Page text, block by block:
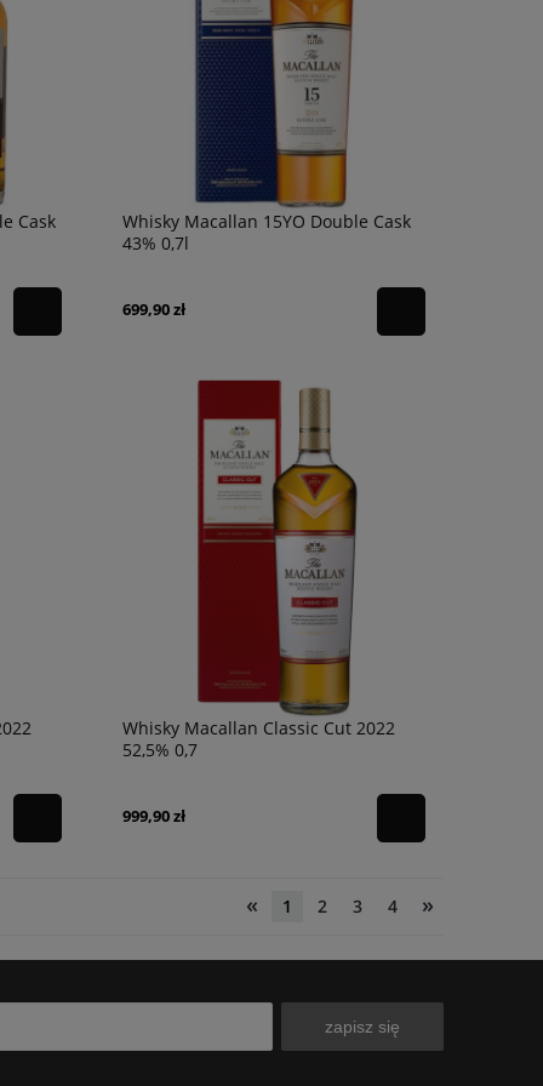
Cask
Whisky Macallan 15YO Double Cask
43% 0,7l
699,90 zł
Whisky Macallan Classic Cut 2022
52,5% 0,7
999,90 zł
« 1 2 3 4 »
zapisz się